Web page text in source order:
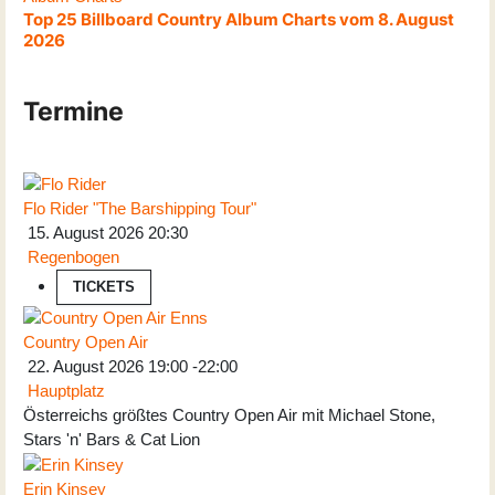
Top 25 Billboard Country Album Charts vom 8. August
2026
Termine
Flo Rider "The Barshipping Tour"
15. August 2026 20:30
Regenbogen
TICKETS
Country Open Air
22. August 2026 19:00 -22:00
Hauptplatz
Österreichs größtes Country Open Air mit Michael Stone,
Stars 'n' Bars & Cat Lion
Erin Kinsey